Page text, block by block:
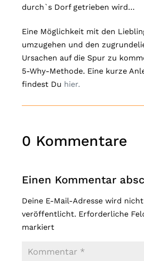
durch`s Dorf getrieben wird…
Eine Möglichkeit mit den
umzugehen und den
Ursachen auf die Spur zu
5-Why-Methode. Eine kurze
findest Du hier.
0 Kommentare
Einen Kommentar
Deine E-Mail-Adresse wird nicht
veröffentlicht. Erforderliche
markiert